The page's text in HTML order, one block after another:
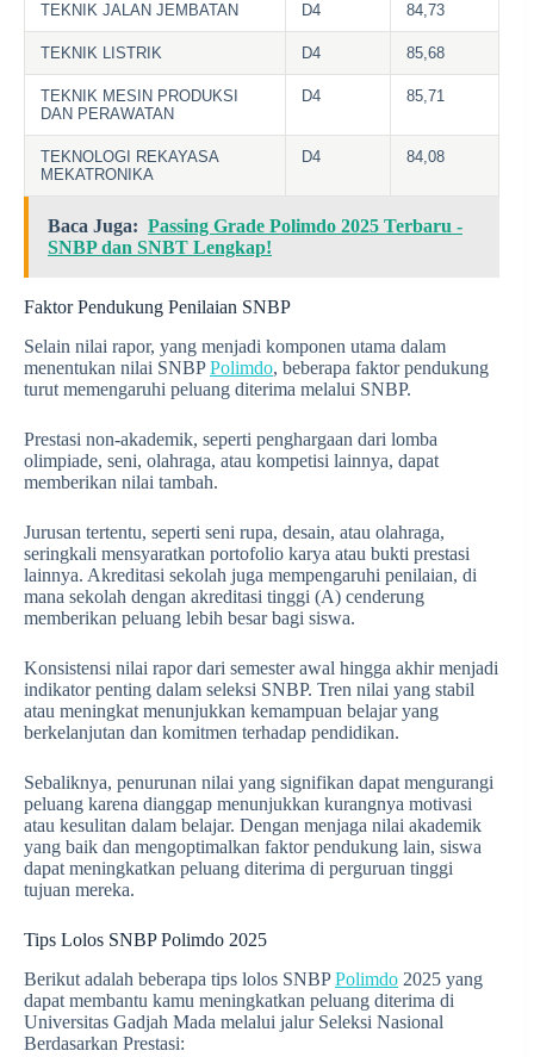
TEKNIK JALAN JEMBATAN D4 84,73
TEKNIK LISTRIK D4 85,68
TEKNIK MESIN PRODUKSI
DAN PERAWATAN
D4 85,71
TEKNOLOGI REKAYASA
MEKATRONIKA
D4 84,08
Baca Juga: Passing Grade Polimdo 2025 Terbaru -
SNBP dan SNBT Lengkap!
Faktor Pendukung Penilaian SNBP
Selain nilai rapor, yang menjadi komponen utama dalam
menentukan nilai SNBPPolimdo, beberapa faktor pendukung
turut memengaruhi peluang diterima melalui SNBP.
Prestasi non-akademik, seperti penghargaan dari lomba
olimpiade, seni, olahraga, atau kompetisi lainnya, dapat
memberikan nilai tambah.
Jurusan tertentu, seperti seni rupa, desain, atau olahraga,
seringkali mensyaratkan portofolio karya atau bukti prestasi
lainnya. Akreditasi sekolah juga mempengaruhi penilaian, di
mana sekolah dengan akreditasi tinggi (A) cenderung
memberikan peluang lebih besar bagi siswa.
Konsistensi nilai rapor dari semester awal hingga akhir menjadi
indikator penting dalam seleksi SNBP. Tren nilai yang stabil
atau meningkat menunjukkan kemampuan belajar yang
berkelanjutan dan komitmen terhadap pendidikan.
Sebaliknya, penurunan nilai yang signifikan dapat mengurangi
peluang karena dianggap menunjukkan kurangnya motivasi
atau kesulitan dalam belajar. Dengan menjaga nilai akademik
yang baik dan mengoptimalkan faktor pendukung lain, siswa
dapat meningkatkan peluang diterima di perguruan tinggi
tujuan mereka.
Tips Lolos SNBP Polimdo 2025
Berikut adalah beberapa tips lolos SNBPPolimdo 2025 yang
dapat membantu kamu meningkatkan peluang diterima di
Universitas Gadjah Mada melalui jalur Seleksi Nasional
Berdasarkan Prestasi: